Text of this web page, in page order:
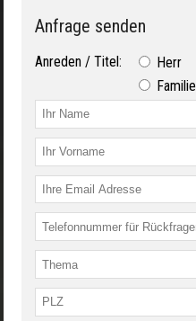
Anfrage senden
Anreden / Titel: Herr
Familie